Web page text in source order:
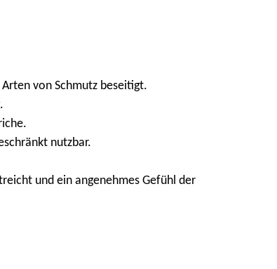
von Schmutz beseitigt.
nutzbar.
und ein angenehmes Gefühl der